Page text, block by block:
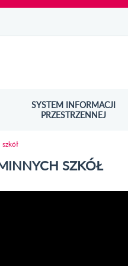
SYSTEM INFORMACJI
PRZESTRZENNEJ
OTWORZY SIĘ W
SZKÓŁ